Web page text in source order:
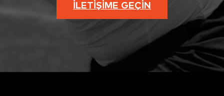
İLETIŞIME GEÇIN